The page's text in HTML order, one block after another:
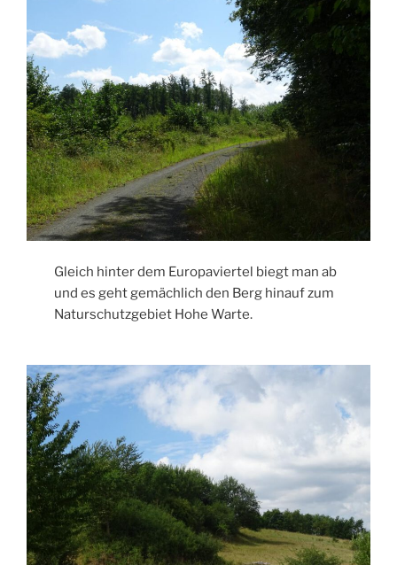
Gleich hinter dem Europaviertel biegt man ab
und es geht gemächlich den Berg hinauf zum
Naturschutzgebiet Hohe Warte.